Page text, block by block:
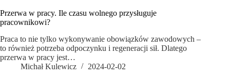
Przerwa w pracy. Ile czasu wolnego przysługuje
pracownikowi?
Praca to nie tylko wykonywanie obowiązków zawodowych –
to również potrzeba odpoczynku i regeneracji sił. Dlatego
przerwa w pracy jest…
Michał Kulewicz
2024-02-02